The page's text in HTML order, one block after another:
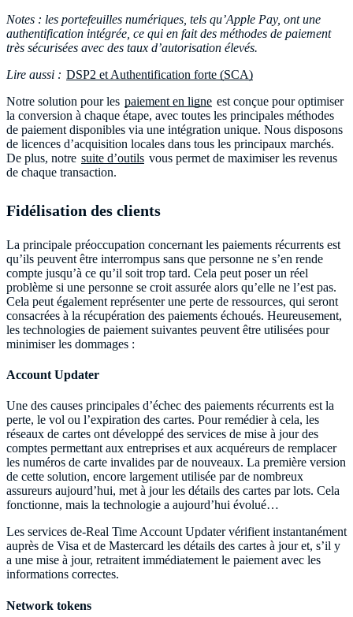
Notes : les portefeuilles numériques, tels qu’Apple Pay, ont une
authentification intégrée, ce qui en fait des méthodes de paiement
très sécurisées avec des taux d’autorisation élevés.
Lire aussi : DSP2 et Authentification forte (SCA)
Notre solution pour les paiement en ligne est conçue pour optimiser
la conversion à chaque étape, avec toutes les principales méthodes
de paiement disponibles via une intégration unique. Nous disposons
de licences d’acquisition locales dans tous les principaux marchés.
De plus, notre suite d’outils vous permet de maximiser les revenus
de chaque transaction.
Fidélisation des clients
La principale préoccupation concernant les paiements récurrents est
qu’ils peuvent être interrompus sans que personne ne s’en rende
compte jusqu’à ce qu’il soit trop tard. Cela peut poser un réel
problème si une personne se croit assurée alors qu’elle ne l’est pas.
Cela peut également représenter une perte de ressources, qui seront
consacrées à la récupération des paiements échoués. Heureusement,
les technologies de paiement suivantes peuvent être utilisées pour
minimiser les dommages :
Account Updater
Une des causes principales d’échec des paiements récurrents est la
perte, le vol ou l’expiration des cartes. Pour remédier à cela, les
réseaux de cartes ont développé des services de mise à jour des
comptes permettant aux entreprises et aux acquéreurs de remplacer
les numéros de carte invalides par de nouveaux. La première version
de cette solution, encore largement utilisée par de nombreux
assureurs aujourd’hui, met à jour les détails des cartes par lots. Cela
fonctionne, mais la technologie a aujourd’hui évolué…
Les services de-Real Time Account Updater vérifient instantanément
auprès de Visa et de Mastercard les détails des cartes à jour et, s’il y
a une mise à jour, retraitent immédiatement le paiement avec les
informations correctes.
Network tokens